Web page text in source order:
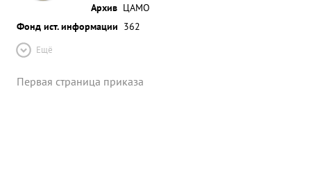
Архив ЦАМО
Фонд ист. информации 362
Ещё
Первая страница приказа